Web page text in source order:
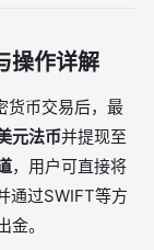
操作详解
货币交易后，最
元法币并提现至
，用户可直接将
通过SWIFT等方
。